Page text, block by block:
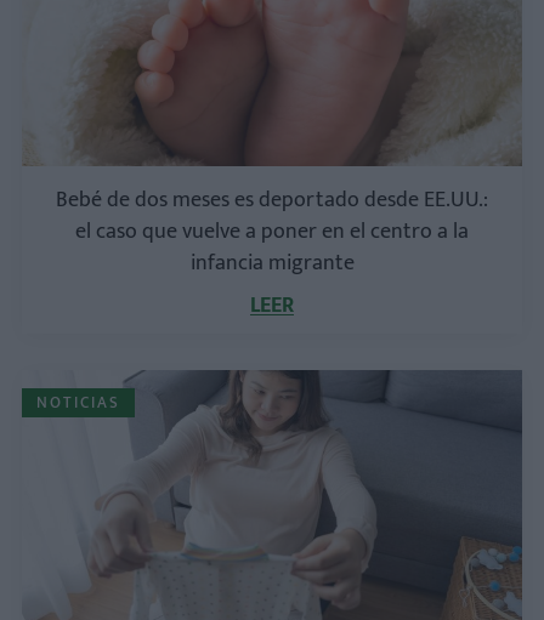
Bebé de dos meses es deportado desde EE.UU.:
el caso que vuelve a poner en el centro a la
infancia migrante
LEER
NOTICIAS